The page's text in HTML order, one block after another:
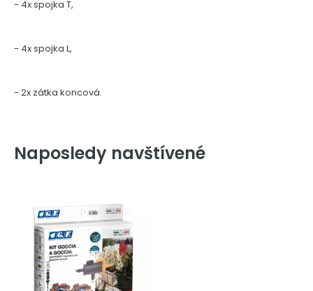
- 4x spojka T,
- 4x spojka L,
- 2x zátka koncová.
Naposledy navštívené